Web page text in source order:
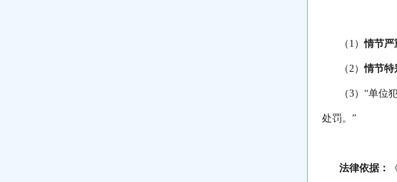
（1）情节严
（2）情节特
（3）“单
处罚。”
法律依据：